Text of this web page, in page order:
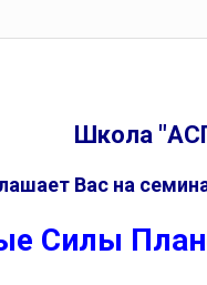
Школа
Вас на
Силы